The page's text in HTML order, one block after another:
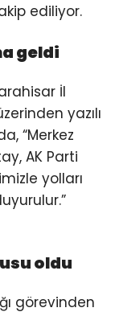
ediliyor.
geldi
İl
yazılı
“Merkez
AK Parti
yolları
oldu
görevinden